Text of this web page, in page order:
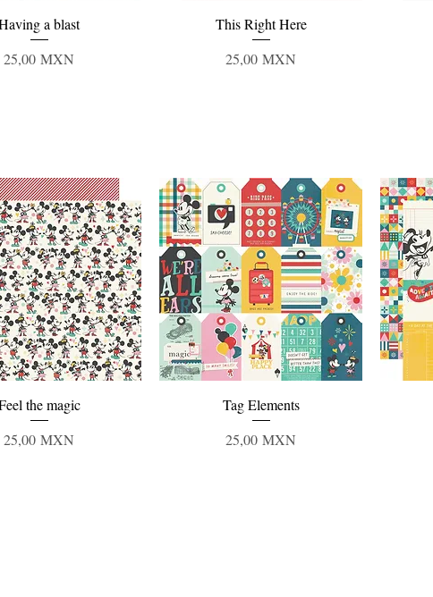
Vista rápida
a blast
Precio
25,00 MXN
Vista rápida
This Right Here
Precio
25,00 MXN
Vista rápida
the magic
Precio
25,00 MXN
Vista rápida
Tag Elements
Precio
25,00 MXN